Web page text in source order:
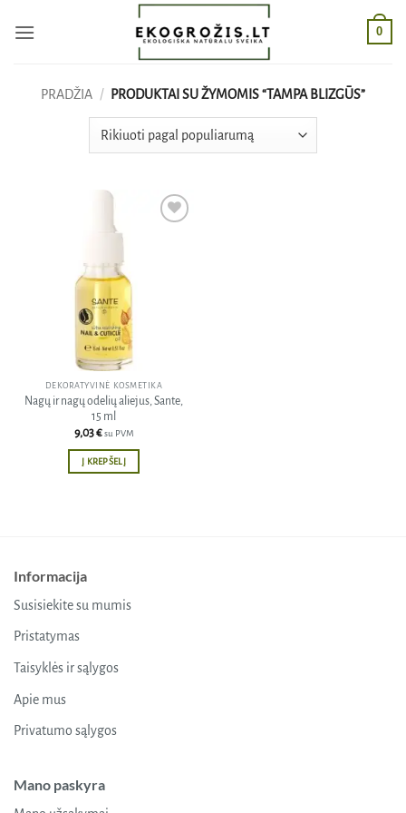
0
PRADŽIA / PRODUKTAI SU ŽYMOMIS “TAMPA BLIZGŪS”
DEKORATYVINĖ KOSMETIKA
Nagų ir nagų odelių aliejus, Sante,
15 ml
9,03€ su PVM
Į KREPŠELĮ
Informacija
Susisiekite su mumis
Pristatymas
Taisyklės ir sąlygos
Apie mus
Privatumo sąlygos
Mano paskyra